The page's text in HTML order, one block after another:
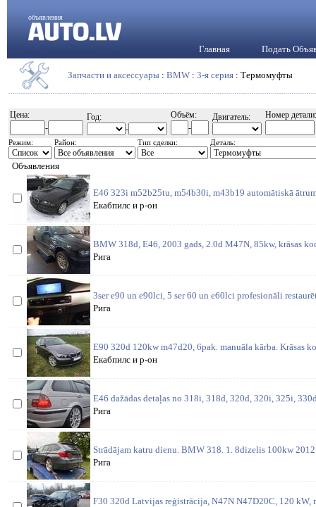
объявления
Главная Подать
Запчасти и аксессуары : BMW : 3-я серия : Термомуфты
Цена:
-
Год:
-
Объём:
-
Двигатель: Номер детали:
Режим: Район: Тип сделки: Деталь:
Объявления
E46 323i m52b25tu, m54b30i, m43b19 automātiskā
Екабпилс и р-он
BMW 318d, E46, 2003 gads, 2.0d M47N, 85kw, krāsas
Рига
3ser e90 un e90lci, 5 ser 60 un e60lci profesionāli
Рига
E90 320d 120kw m47d20, 6pak. manuāla kārba. Krāsas
Екабпилс и р-он
E46 dažādas detaļas no 318i, 318d, 320d, 320i, 325i,
Рига
Strādājam katru dienu. BMW 318. 1. 8dizelis 100kw
Рига
F30 320d Latvijas reģistrācija, N47N N47D20C, 120 kW,